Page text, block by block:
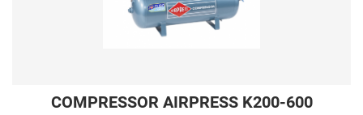
COMPRESSOR AIRPRESS K200-600